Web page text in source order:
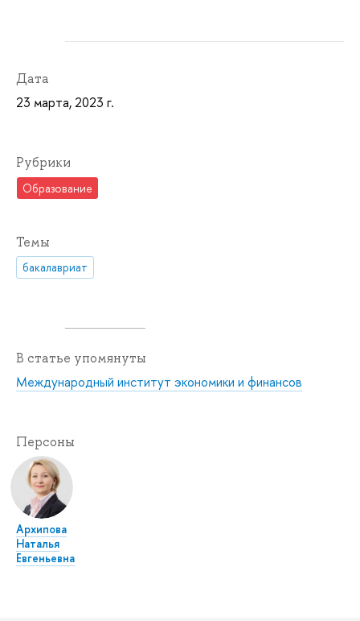
Дата
23 марта, 2023 г.
Рубрики
Образование
Темы
бакалавриат
В статье упомянуты
Международный институт экономики и финансов
Персоны
Архипова
Наталья
Евгеньевна